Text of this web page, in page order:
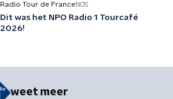
Radio Tour de FranceNOS
Dit was het NPO Radio 1 Tourcafé
2026!
weet meer